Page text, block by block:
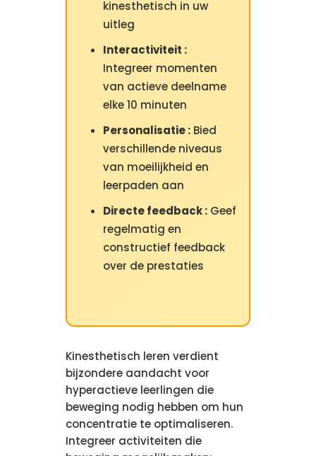
kinesthetisch in uw
uitleg
Interactiviteit :
Integreer momenten
van actieve deelname
elke 10 minuten
Personalisatie :Bied
verschillende niveaus
van moeilijkheid en
leerpaden aan
Directe feedback :Geef
regelmatig en
constructief feedback
over de prestaties
Kinesthetisch leren verdient
bijzondere aandacht voor
hyperactieve leerlingen die
beweging nodig hebben om hun
concentratie te optimaliseren.
Integreer activiteiten die